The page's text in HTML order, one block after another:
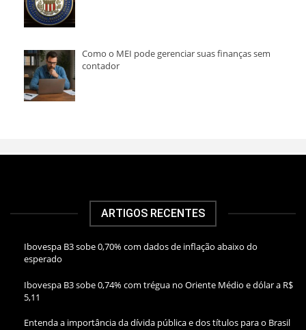
Como o MEI pode gerenciar suas finanças sem
contador
ARTIGOS RECENTES
Ibovespa B3 sobe 0,70% com dados de inflação abaixo do
esperado
Ibovespa B3 sobe 0,74% com trégua no Oriente Médio e dólar a R$
5,11
Entenda a importância da dívida pública e dos títulos para o Brasil